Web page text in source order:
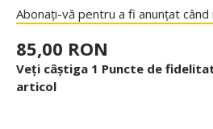
Abonați-vă pentru a fi anunțat
85,00 RON
Veți câștiga 1 Puncte de
articol